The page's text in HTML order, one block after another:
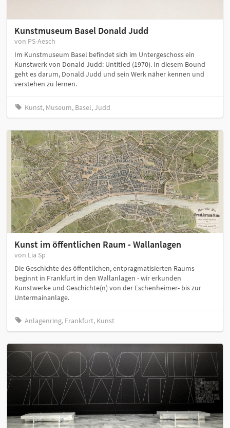
Kunstmuseum Basel Donald Judd
von PS-Aesch
Im Kunstmuseum Basel befindet sich im Untergeschoss ein
Kunstwerk von Donald Judd: Untitled (1970). In diesem Bound
geht es darum, Donald Judd und sein Werk näher kennen und
verstehen zu lernen.
Kunst, Museum, Basel, Judd
Kunst im öffentlichen Raum - Wallanlagen
von Lia Sp
Die Geschichte des öffentlichen, entpragmatisierten Raums
beginnt in Frankfurt in den Wallanlagen - wir erkunden
Kunstwerke und Geschichte(n) von der Eschenheimer- bis zur
Untermainanlage.
Anlagenring, Frankfurt, Kunst